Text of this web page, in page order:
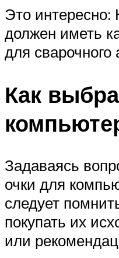
Это интересно:
должен иметь
для сварочного
Как
Задаваясь
очки для
следует
покупать их
или